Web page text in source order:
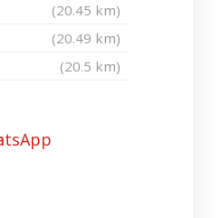
(20.45 km)
(20.49 km)
(20.5 km)